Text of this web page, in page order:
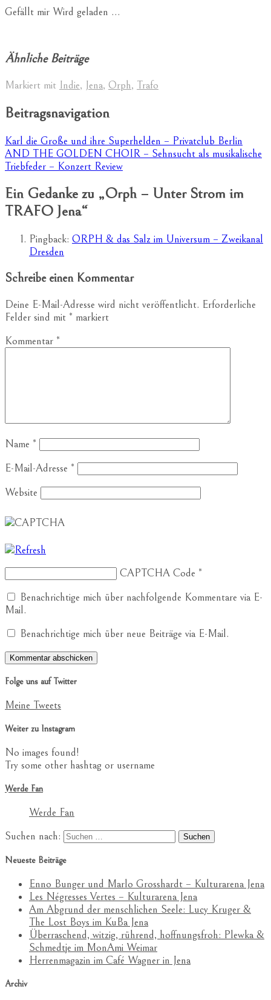
Gefällt mir Wird geladen …
Ähnliche Beiträge
Markiert mit Indie, Jena, Orph, Trafo
Beitragsnavigation
Karl die Große und ihre Superhelden – Privatclub Berlin
AND THE GOLDEN CHOIR – Sehnsucht als musikalische
Triebfeder – Konzert Review
Ein Gedanke zu „Orph – Unter Strom im
TRAFO Jena“
Pingback: ORPH & das Salz im Universum – Zweikanal
Dresden
Schreibe einen Kommentar
Deine E-Mail-Adresse wird nicht veröffentlicht. Erforderliche
Felder sind mit * markiert
Kommentar *
Name *
E-Mail-Adresse *
Website
CAPTCHA Code *
Benachrichtige mich über nachfolgende Kommentare via E-
Mail.
Benachrichtige mich über neue Beiträge via E-Mail.
Folge uns auf Twitter
Meine Tweets
Weiter zu Instagram
No images found!
Try some other hashtag or username
Werde Fan
Werde Fan
Suchen nach:
Neueste Beiträge
Enno Bunger und Marlo Grosshardt – Kulturarena Jena
Les Négresses Vertes – Kulturarena Jena
Am Abgrund der menschlichen Seele: Lucy Kruger &
The Lost Boys im KuBa Jena
Überraschend, witzig, rührend, hoffnungsfroh: Plewka &
Schmedtje im MonAmi Weimar
Herrenmagazin im Café Wagner in Jena
Archiv